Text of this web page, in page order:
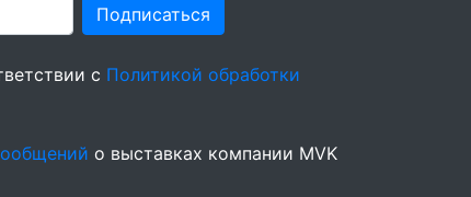
Подписаться
с Политикой обработки
о выставках компании MVK